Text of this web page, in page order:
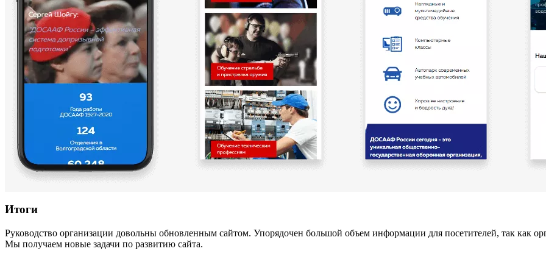
Итоги
Руководство организации довольны обновленным сайтом. Упорядочен большой объем информации для посетителей, так как
Мы получаем новые задачи по развитию сайта.